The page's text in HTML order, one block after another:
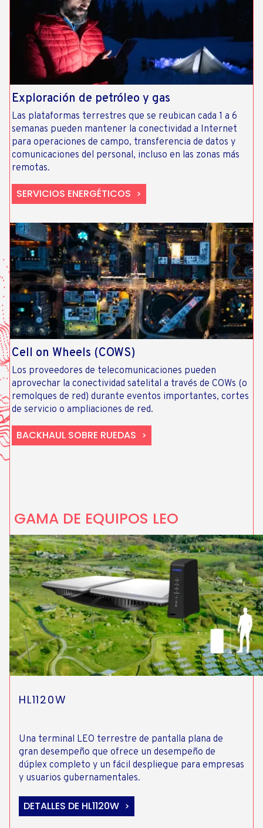
Exploración de petróleo y gas
Las plataformas terrestres que se reubican cada 1 a 6
semanas pueden mantener la conectividad a Internet
para operaciones de campo, transferencia de datos y
comunicaciones del personal, incluso en las zonas más
remotas.
SERVICIOS ENERGÉTICOS
Cell on Wheels (COWS)
Los proveedores de telecomunicaciones pueden
aprovechar la conectividad satelital a través de COWs (o
remolques de red) durante eventos importantes, cortes
de servicio o ampliaciones de red.
BACKHAUL SOBRE RUEDAS
GAMA DE EQUIPOS LEO
HL1120W
Una terminal LEO terrestre de pantalla plana de
gran desempeño que ofrece un desempeño de
dúplex completo y un fácil despliegue para empresas
y usuarios gubernamentales.
DETALLES DE HL1120W